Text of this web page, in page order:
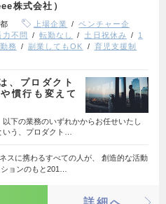
株式会社）
上場企業
ベンチャー企
力不問 転勤なし 土日祝休み
1
務 副業してもOK
育児支援制
、プロダクト
慣行も変えて
下の業務のいずれかからお任せいたし
いう、プロダクト…
スに携わるすべての人が、 創造的な活動
ョンのもと201…